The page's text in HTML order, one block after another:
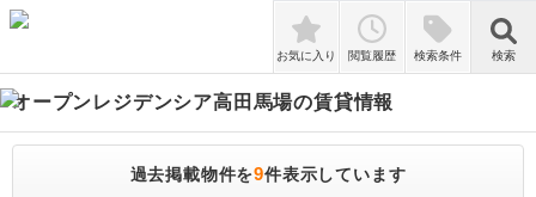
検索
お気に入り 閲覧履歴 検索条件 検索
オープンレジデンシア高田馬場の賃貸情報
過去掲載物件を9件表示しています